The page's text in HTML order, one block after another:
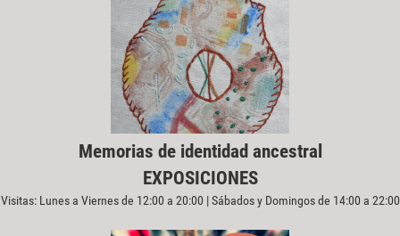
Memorias de identidad ancestral
EXPOSICIONES
Visitas: Lunes a Viernes de 12:00 a 20:00 | Sábados y Domingos de 14:00 a 22:00